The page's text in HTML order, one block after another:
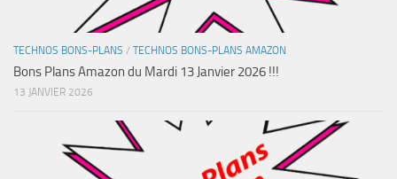
TECHNOS BONS-PLANS / TECHNOS BONS-PLANS AMAZON
Bons Plans Amazon du Mardi 13 Janvier 2026 !!!
13 JANVIER 2026